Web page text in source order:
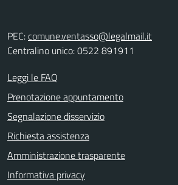
PEC:comune.ventasso@legalmail.it
Centralino unico: 0522 891911
Leggi le FAQ
Prenotazione appuntamento
Segnalazione disservizio
Richiesta assistenza
Amministrazione trasparente
Informativa privacy